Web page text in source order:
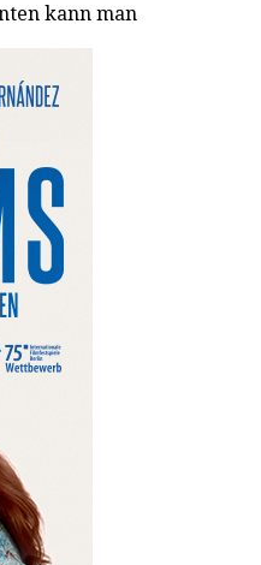
kann man